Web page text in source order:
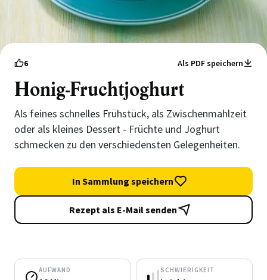
6 Als PDF speichern
Honig-Fruchtjoghurt
Als feines schnelles Frühstück, als Zwischenmahlzeit
oder als kleines Dessert - Früchte und Joghurt
schmecken zu den verschiedensten Gelegenheiten.
In Sammlung speichern
Rezept als E-Mail senden
AUFWAND SCHWIERIGKEIT